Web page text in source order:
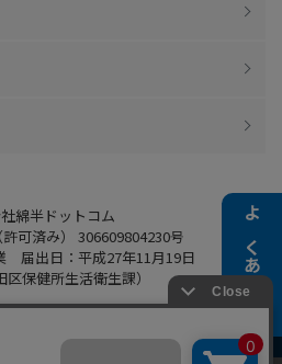
よくある質問
綿半ドットコム
可済み） 306609804230号
届出日：平成27年11月19日
区保健所生活衛生課）